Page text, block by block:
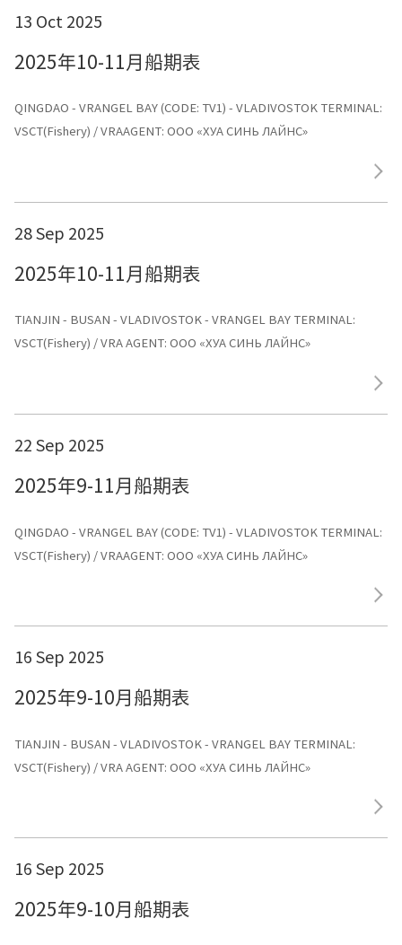
13 Oct 2025
2025年10-11月船期表
QINGDAO - VRANGEL BAY (CODE: TV1) - VLADIVOSTOK TERMINAL:
VSCT(Fishery) / VRAAGENT: ООО «ХУА СИНЬ ЛАЙНС»
28 Sep 2025
2025年10-11月船期表
TIANJIN - BUSAN - VLADIVOSTOK - VRANGEL BAY TERMINAL:
VSCT(Fishery) / VRA AGENT: ООО «ХУА СИНЬ ЛАЙНС»
22 Sep 2025
2025年9-11月船期表
QINGDAO - VRANGEL BAY (CODE: TV1) - VLADIVOSTOK TERMINAL:
VSCT(Fishery) / VRAAGENT: ООО «ХУА СИНЬ ЛАЙНС»
16 Sep 2025
2025年9-10月船期表
TIANJIN - BUSAN - VLADIVOSTOK - VRANGEL BAY TERMINAL:
VSCT(Fishery) / VRA AGENT: ООО «ХУА СИНЬ ЛАЙНС»
16 Sep 2025
2025年9-10月船期表